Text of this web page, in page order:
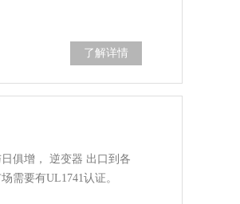
了解详情
俱增， 逆变器 出口到各
需要有UL1741认证。